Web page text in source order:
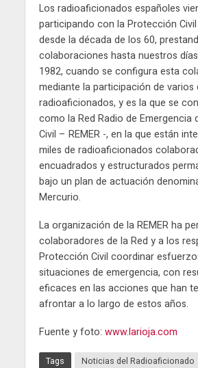
Los radioaficionados españoles
participando con la Protección Civil
desde la década de los 60,
colaboraciones hasta nuestros
1982, cuando se configura esta
mediante la participación de varios
radioaficionados, y es la que se
como la Red Radio de Emergencia
Civil – REMER -, en la que están
miles de radioaficionados
encuadrados y estructurados
bajo un plan de actuación
Mercurio.
La organización de la REMER ha
colaboradores de la Red y a los
Protección Civil coordinar
situaciones de emergencia, con
eficaces en las acciones que han
afrontar a lo largo de estos años.
Fuente y foto: www.larioja.com
Tags Noticias del Radioaficionado